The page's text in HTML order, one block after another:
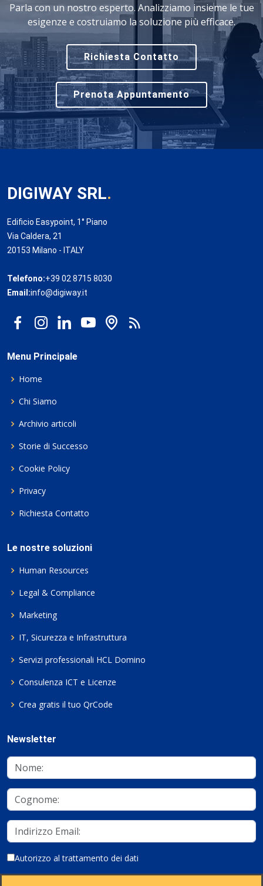
Parla con un nostro esperto. Analizziamo insieme le tue
esigenze e costruiamo la soluzione più efficace.
Richiesta Contatto
Prenota Appuntamento
DIGIWAY SRL.
Edificio Easypoint, 1° Piano
Via Caldera, 21
20153 Milano - ITALY
Telefono:+39 02 8715 8030
Email:info@digiway.it
Menu Principale
Home
Chi Siamo
Archivio articoli
Storie di Successo
Cookie Policy
Privacy
Richiesta Contatto
Le nostre soluzioni
Human Resources
Legal & Compliance
Marketing
IT, Sicurezza e Infrastruttura
Servizi professionali HCL Domino
Consulenza ICT e Licenze
Crea gratis il tuo QrCode
Newsletter
Autorizzo al trattamento dei dati